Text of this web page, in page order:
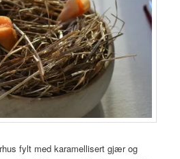
fylt med karamellisert gjær og